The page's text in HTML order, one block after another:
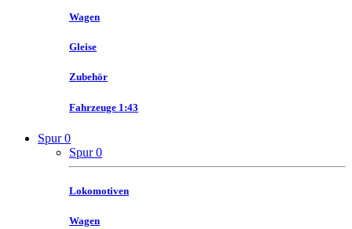
Wagen
Gleise
Zubehör
Fahrzeuge 1:43
Spur 0
Spur 0
Lokomotiven
Wagen